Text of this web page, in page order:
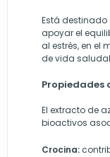
Está
apoyar el
al estrés, en el
de vida
Propiedades
El extracto de
bioactivos
Crocina: